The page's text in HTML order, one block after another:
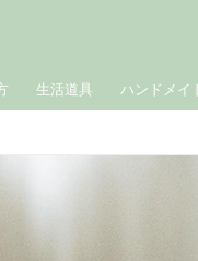
生活道具 ハンドメイ